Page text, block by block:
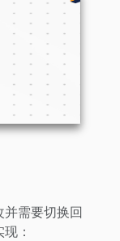
需要切换回
：